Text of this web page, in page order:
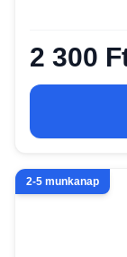
2 300
2-5 munkanap